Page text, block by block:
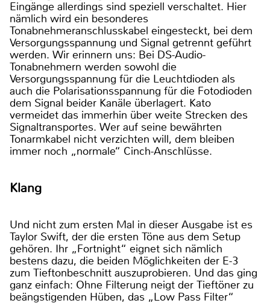
Eingänge allerdings sind speziell verschaltet. Hier
nämlich wird ein besonderes
Tonabnehmeranschlusskabel eingesteckt, bei dem
Versorgungsspannung und Signal getrennt geführt
werden. Wir erinnern uns: Bei DS-Audio-
Tonabnehmern werden sowohl die
Versorgungsspannung für die Leuchtdioden als
auch die Polarisationsspannung für die Fotodioden
dem Signal beider Kanäle überlagert. Kato
vermeidet das immerhin über weite Strecken des
Signaltransportes. Wer auf seine bewährten
Tonarmkabel nicht verzichten will, dem bleiben
immer noch „normale“ Cinch-Anschlüsse.
Klang
Und nicht zum ersten Mal in dieser Ausgabe ist es
Taylor Swift, der die ersten Töne aus dem Setup
gehören. Ihr „Fortnight“ eignet sich nämlich
bestens dazu, die beiden Möglichkeiten der E-3
zum Tieftonbeschnitt auszuprobieren. Und das ging
ganz einfach: Ohne Filterung neigt der Tieftöner zu
beängstigenden Hüben, das „Low Pass Filter“